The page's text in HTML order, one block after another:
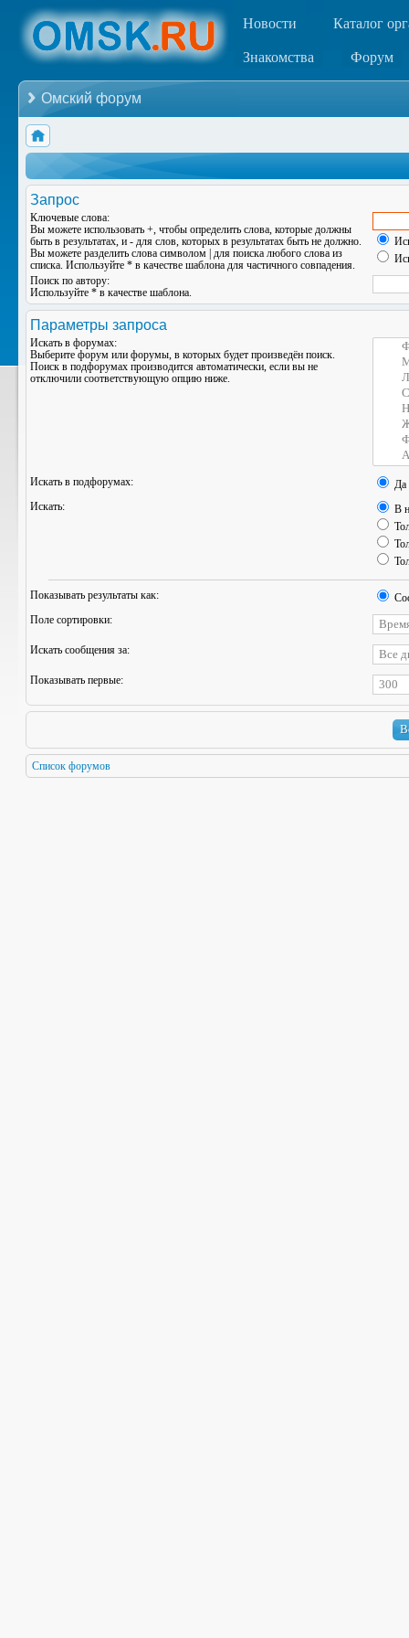
Новости Каталог
Знакомства Форум
Омский форум
Запрос
Ключевые слова:
Вы можете использовать +, чтобы определить слова, которые должны
быть в результатах, и - для слов, которых в результатах быть не должно.
Вы можете разделить слова символом для поиска любого слова из
списка. Используйте * в качестве шаблона для частичного совпадения.
Поиск по автору:
Используйте * в качестве шаблона.
Параметры запроса
Искать в форумах:
Выберите форум или форумы, в которых будет произведён поиск.
Поиск в подфорумах производится автоматически, если вы не
отключили соответствующую опцию ниже.
Искать в подфорумах:
Да
Искать:
В
Показывать результаты как:
Поле сортировки:
Искать сообщения за:
Показывать первые:
Список форумов